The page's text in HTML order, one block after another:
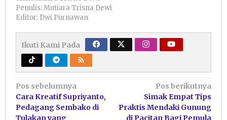
Penulis: Mutiara Trisna Dewi
Editor: Dwi Purnawan
Ikuti Kami Pada
Navigasi
pos
Pos sebelumnya
Cara Kreatif Supriyanto,
Pedagang Sembako di
Tulakan yang
Pos berikutnya
Simak Empat Tips
Praktis Mendaki Gunung
di Pacitan Bagi Pemula